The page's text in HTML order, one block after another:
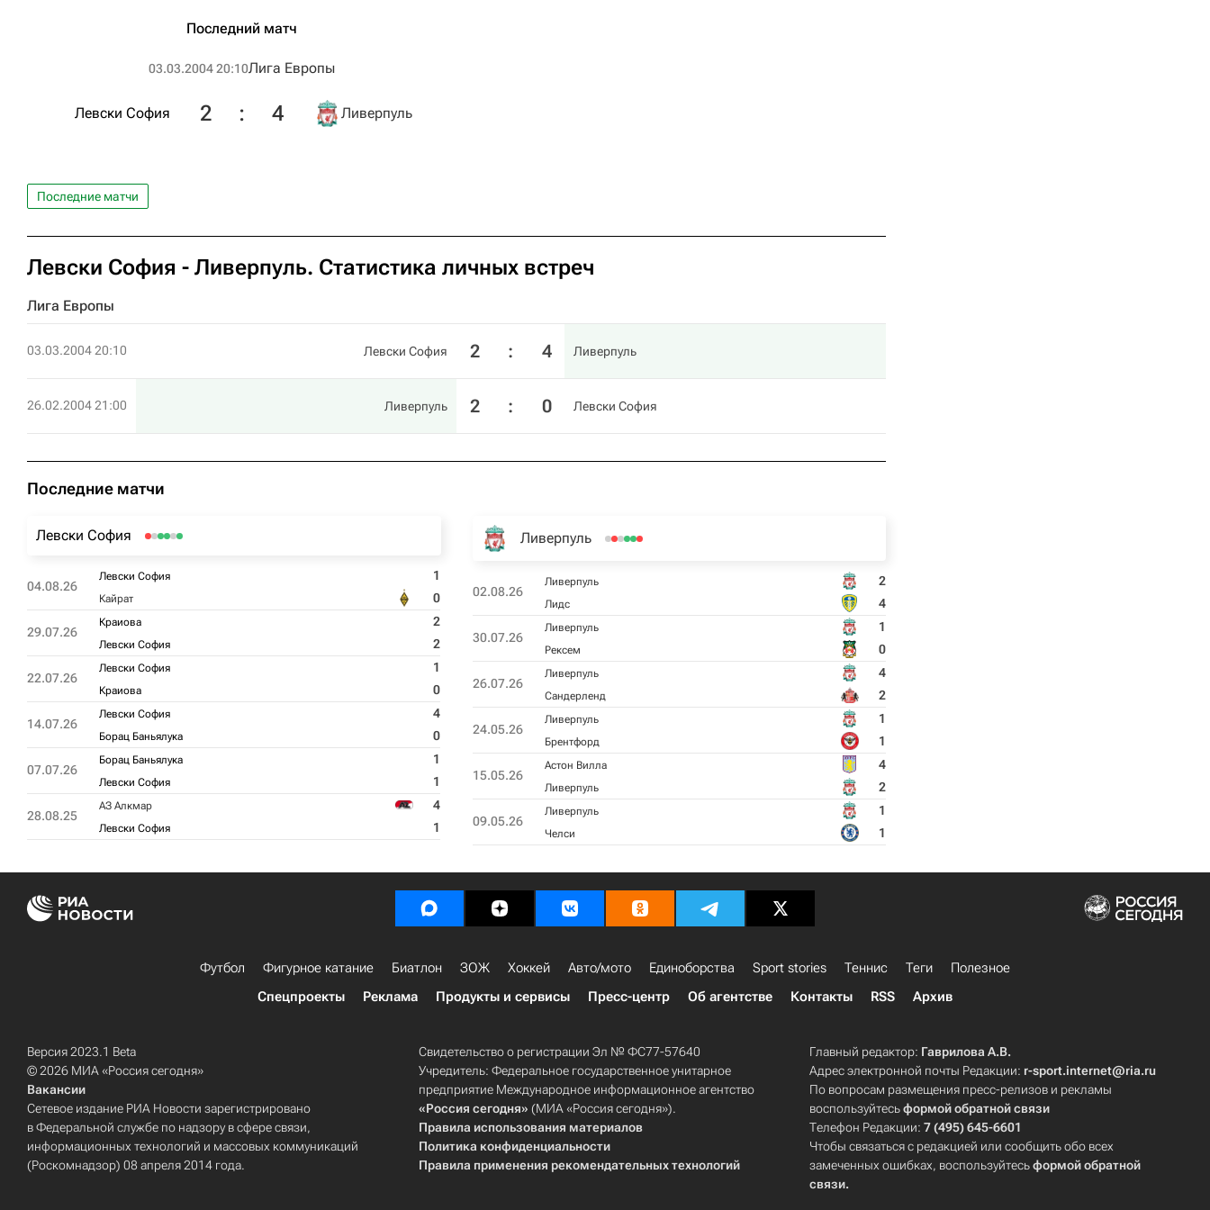
Последний матч
03.03.2004 20:10Лига Европы
Левски София 2 : 4 Ливерпуль
Последние матчи
Левски София - Ливерпуль. Статистика личных встреч
Лига Европы
03.03.2004 20:10 Левски София 2 : 4 Ливерпуль
26.02.2004 21:00 Ливерпуль 2 : 0 Левски София
Последние матчи
Левски София
04.08.26
Левски София 1
Кайрат 0
29.07.26
Краиова 2
Левски София 2
22.07.26
Левски София 1
Краиова 0
14.07.26
Левски София 4
Борац Баньялука 0
07.07.26
Борац Баньялука 1
Левски София 1
28.08.25
АЗ Алкмар 4
Левски София 1
Ливерпуль
02.08.26
Ливерпуль 2
Лидс 4
30.07.26
Ливерпуль 1
Рексем 0
26.07.26
Ливерпуль 4
Сандерленд 2
24.05.26
Ливерпуль 1
Брентфорд 1
15.05.26
Астон Вилла 4
Ливерпуль 2
09.05.26
Ливерпуль 1
Челси 1
Футбол Фигурное катание Биатлон ЗОЖ Хоккей Авто/мото Единоборства Sport stories Теннис Теги
Полезное
Спецпроекты
Реклама Продукты и сервисы Пресс-центр Об агентстве Контакты RSS Архив
Версия 2023.1 Beta
© 2026 МИА «Россия сегодня»
Вакансии
Сетевое издание РИА Новости зарегистрировано
в Федеральной службе по надзору в сфере связи,
информационных технологий и массовых коммуникаций
(Роскомнадзор) 08 апреля 2014 года.
Свидетельство о регистрации Эл № ФС77-57640
Учредитель: Федеральное государственное унитарное
предприятие Международное информационное агентство
«Россия сегодня» (МИА «Россия сегодня»).
Правила использования материалов
Политика конфиденциальности
Правила применения рекомендательных технологий
Главный редактор: Гаврилова А.В.
Адрес электронной почты Редакции: r-sport.internet@ria.ru
По вопросам размещения пресс-релизов и рекламы
воспользуйтесьформой обратной связи
Телефон Редакции:7 (495) 645-6601
Чтобы связаться с редакцией или сообщить обо всех
замеченных ошибках, воспользуйтесьформой обратной
связи.